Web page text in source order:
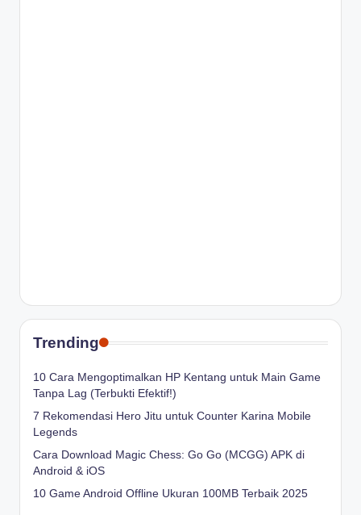
Trending
10 Cara Mengoptimalkan HP Kentang untuk Main Game
Tanpa Lag (Terbukti Efektif!)
7 Rekomendasi Hero Jitu untuk Counter Karina Mobile
Legends
Cara Download Magic Chess: Go Go (MCGG) APK di
Android & iOS
10 Game Android Offline Ukuran 100MB Terbaik 2025